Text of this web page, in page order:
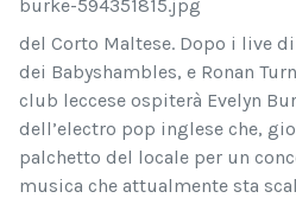
del Corto Maltese. Dopo i live
dei Babyshambles, e Ronan
club leccese ospiterà Evelyn
dell’electro pop inglese che,
palchetto del locale per un
musica che attualmente sta